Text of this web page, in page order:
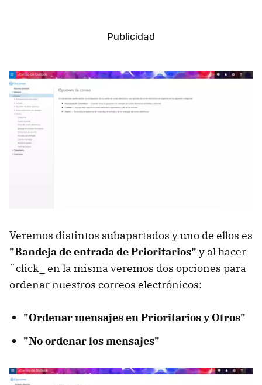
Veremos distintos subapartados y uno de ellos es
"Bandeja de entrada de Prioritarios" y al hacer
¨click_ en la misma veremos dos opciones para
ordenar nuestros correos electrónicos:
"Ordenar mensajes en Prioritarios y Otros"
"No ordenar los mensajes"